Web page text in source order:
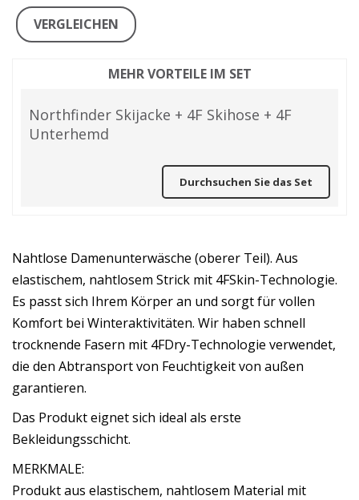
VERGLEICHEN
MEHR VORTEILE IM SET
Northfinder Skijacke + 4F Skihose + 4F
Unterhemd
Durchsuchen Sie das Set
Nahtlose Damenunterwäsche (oberer Teil). Aus
elastischem, nahtlosem Strick mit 4FSkin-Technologie.
Es passt sich Ihrem Körper an und sorgt für vollen
Komfort bei Winteraktivitäten. Wir haben schnell
trocknende Fasern mit 4FDry-Technologie verwendet,
die den Abtransport von Feuchtigkeit von außen
garantieren.
Das Produkt eignet sich ideal als erste
Bekleidungsschicht.
MERKMALE:
Produkt aus elastischem, nahtlosem Material mit